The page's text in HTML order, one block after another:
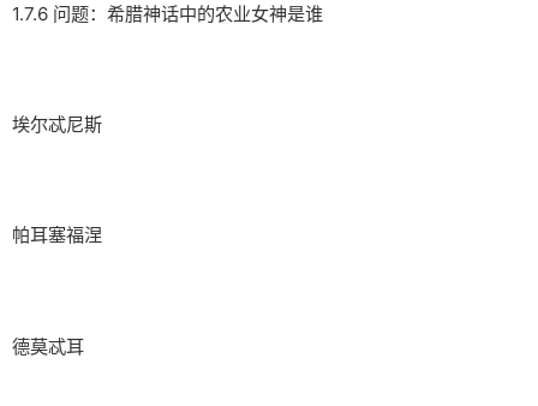
1.7.6 问题：希腊神话中的农业女神是谁
埃尔忒尼斯
帕耳塞福涅
德莫忒耳